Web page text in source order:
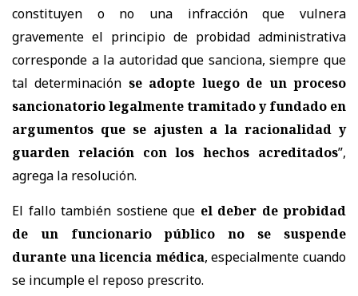
constituyen o no una infracción que vulnera
gravemente el principio de probidad administrativa
corresponde a la autoridad que sanciona, siempre que
tal determinación se adopte luego de un proceso
sancionatorio legalmente tramitado y fundado en
argumentos que se ajusten a la racionalidad y
guarden relación con los hechos acreditados”,
agrega la resolución.
El fallo también sostiene que el deber de probidad
de un funcionario público no se suspende
durante una licencia médica, especialmente cuando
se incumple el reposo prescrito.